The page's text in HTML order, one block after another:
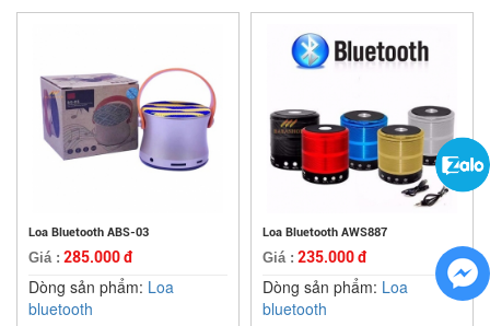
Loa Bluetooth ABS-03
Giá : 285.000 đ
Dòng sản phẩm: Loa
bluetooth
Loa Bluetooth AWS887
Giá : 235.000 đ
Dòng sản phẩm: Loa
bluetooth